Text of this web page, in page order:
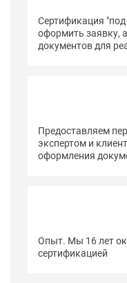
Сертификация
оформить заявку,
документов для
Предоставляем
экспертом и
оформления
Опыт. Мы 16 лет
сертификацией